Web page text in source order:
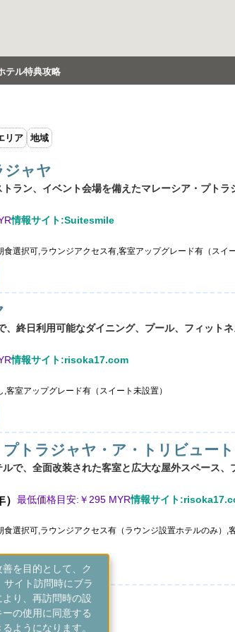
テル特典攻略
リア 地域
ジャヤ
ラン、イベント会場を備えたマレーシア・プトラ
情報サイト:Suitesmile
食選択可,ラウンジアクセス有,客室アップグレード有（スイ
終日利用可能なダイニング、プール、フィットネ
情報サイト:risoka17.com
客室アップグレード有（スイート未設置）
トラジャヤ・ア・トリビュー
で、全面改装された客室と広大な屋外スペース、
最低価格目安:￥ 295 MYR情報サイト
食選択可,ラウンジアクセス有（ラウンジ設置ホテルのみ）,
を目的として、ク
イト訪問時にブラ
り、再訪問時の設
の使用に同意する
ようになります。